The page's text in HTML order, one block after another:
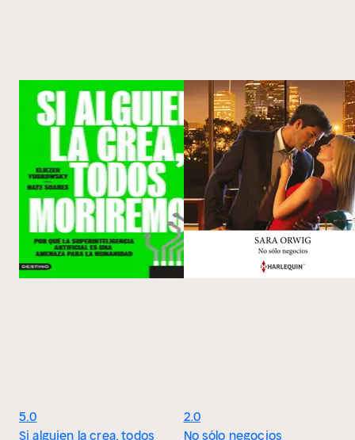
5.0
Si alguien la crea, todos
2.0
No sólo negocios